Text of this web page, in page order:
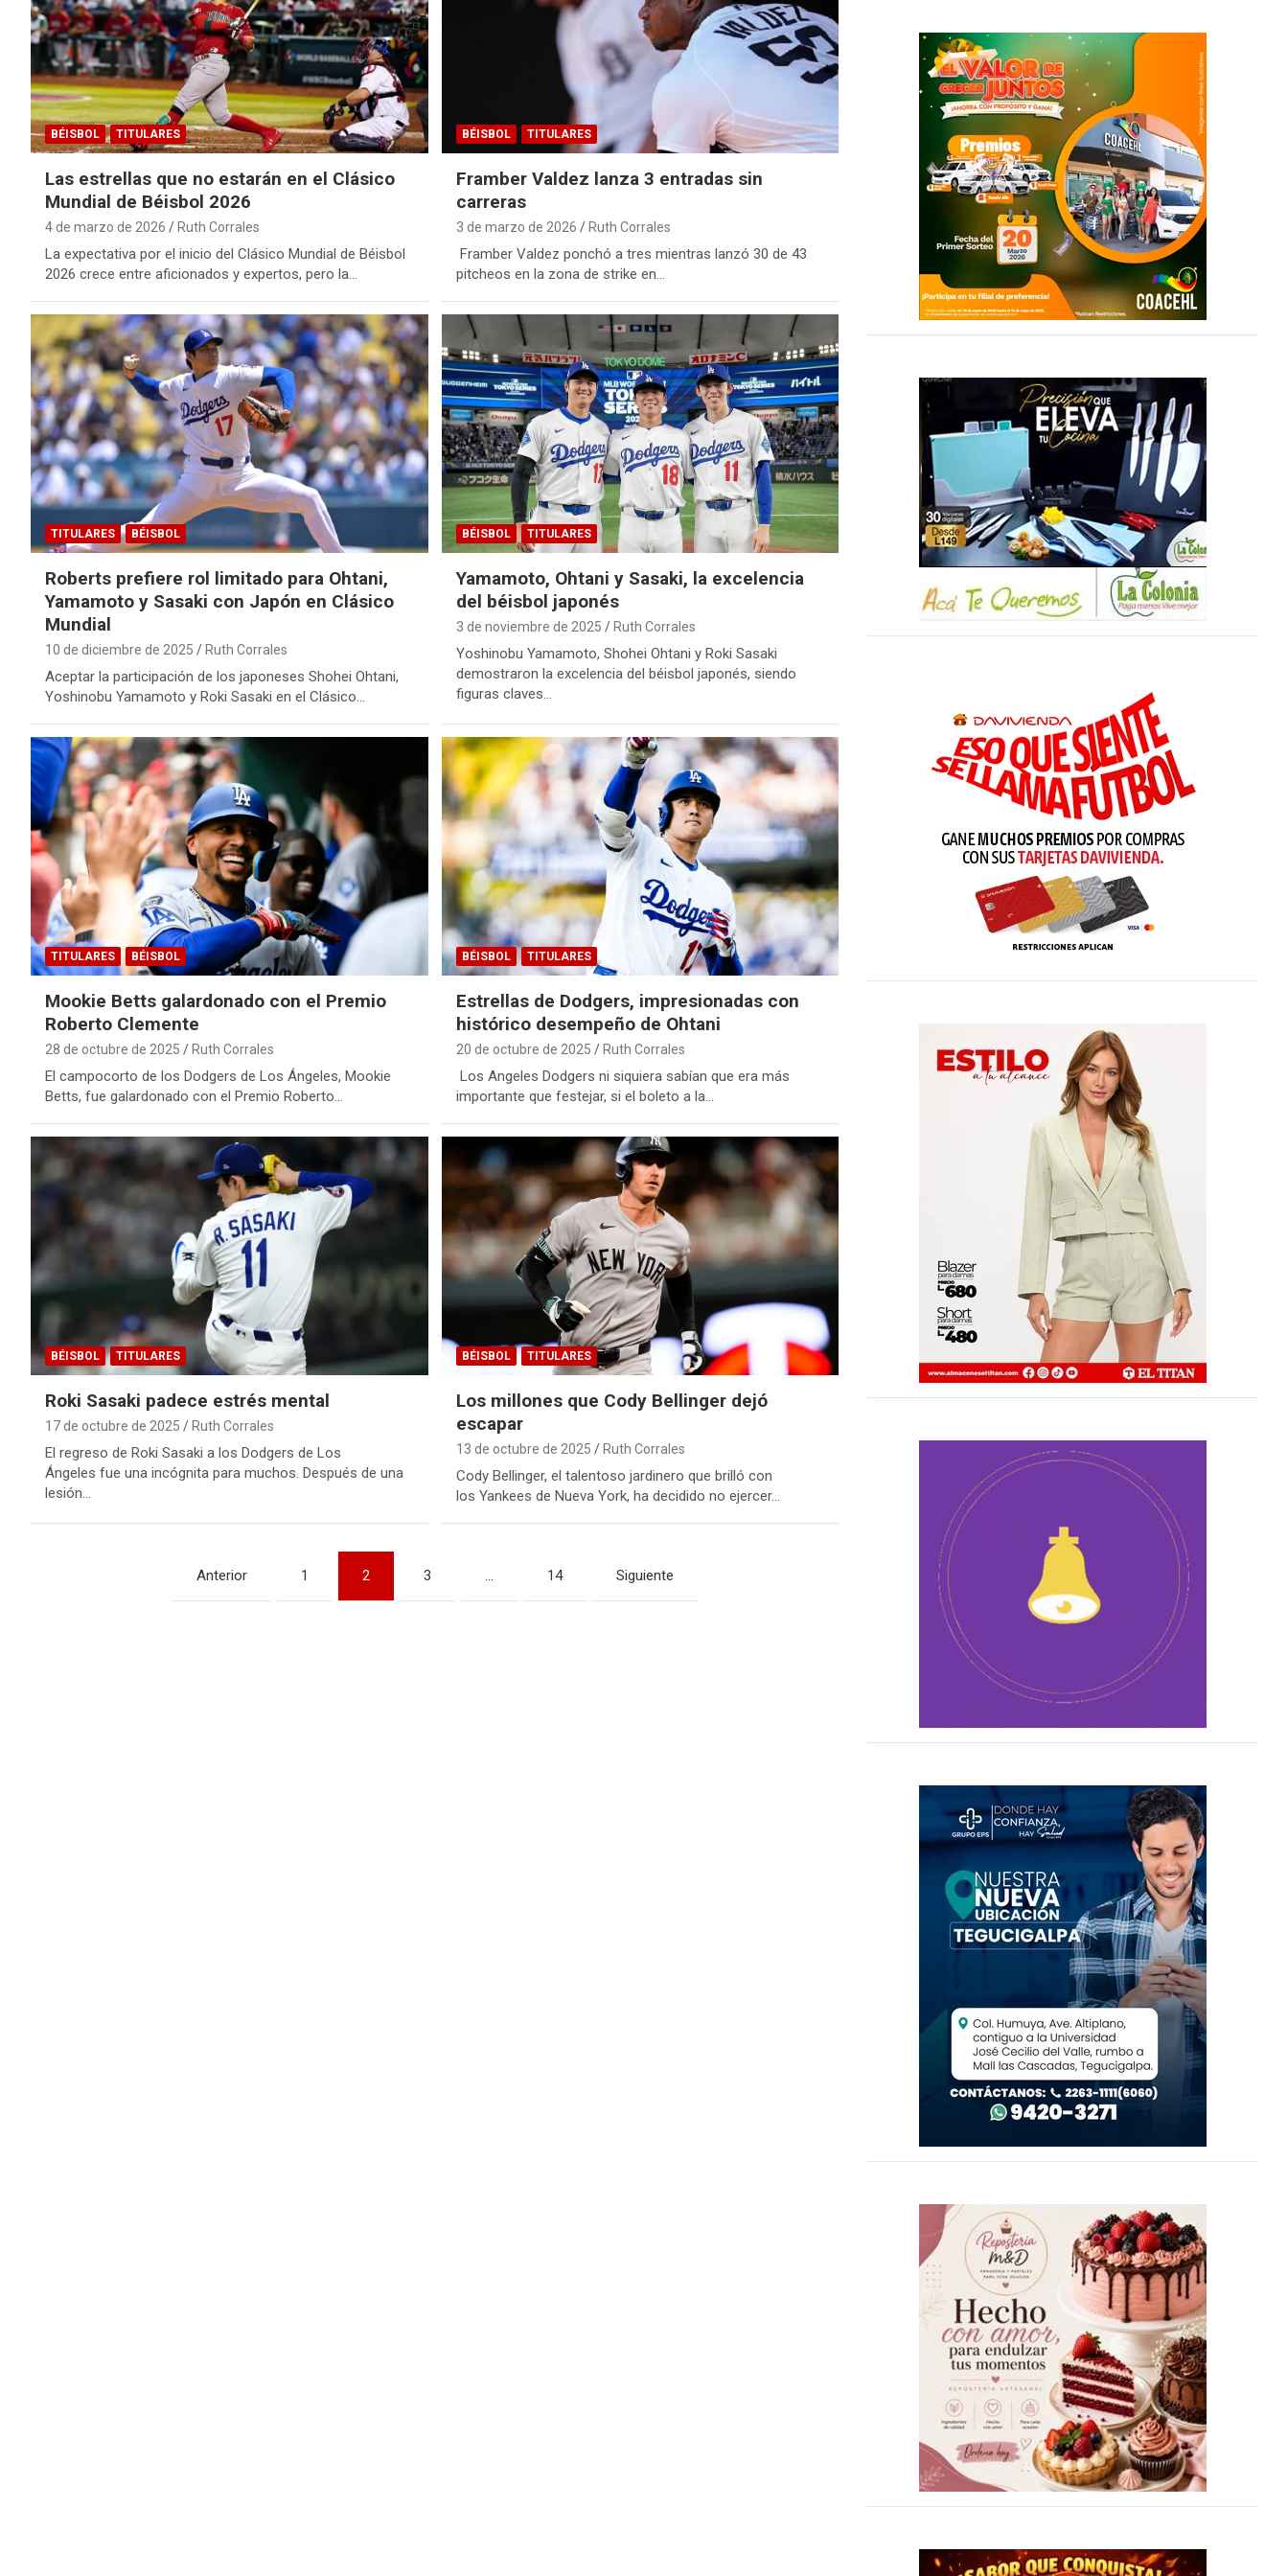
BÉISBOL TITULARES
Las estrellas que no estarán en el Clásico
Mundial de Béisbol 2026
4 de marzo de 2026 Ruth Corrales
La expectativa por el inicio del Clásico Mundial de Béisbol
2026 crece entre aficionados y expertos, pero la…
BÉISBOL TITULARES
Framber Valdez lanza 3 entradas sin
carreras
3 de marzo de 2026 Ruth Corrales
Framber Valdez ponchó a tres mientras lanzó 30 de 43
pitcheos en la zona de strike en…
TITULARES BÉISBOL
Roberts prefiere rol limitado para Ohtani,
Yamamoto y Sasaki con Japón en Clásico
Mundial
10 de diciembre de 2025 Ruth Corrales
Aceptar la participación de los japoneses Shohei Ohtani,
Yoshinobu Yamamoto y Roki Sasaki en el Clásico…
BÉISBOL TITULARES
Yamamoto, Ohtani y Sasaki, la excelencia
del béisbol japonés
3 de noviembre de 2025 Ruth Corrales
Yoshinobu Yamamoto, Shohei Ohtani y Roki Sasaki
demostraron la excelencia del béisbol japonés, siendo
figuras claves…
TITULARES BÉISBOL
Mookie Betts galardonado con el Premio
Roberto Clemente
28 de octubre de 2025 Ruth Corrales
El campocorto de los Dodgers de Los Ángeles, Mookie
Betts, fue galardonado con el Premio Roberto…
BÉISBOL TITULARES
Estrellas de Dodgers, impresionadas con
histórico desempeño de Ohtani
20 de octubre de 2025 Ruth Corrales
Los Angeles Dodgers ni siquiera sabían que era más
importante que festejar, si el boleto a la…
BÉISBOL TITULARES
Roki Sasaki padece estrés mental
17 de octubre de 2025 Ruth Corrales
El regreso de Roki Sasaki a los Dodgers de Los
Ángeles fue una incógnita para muchos. Después de una
lesión…
BÉISBOL TITULARES
Los millones que Cody Bellinger dejó
escapar
13 de octubre de 2025 Ruth Corrales
Cody Bellinger, el talentoso jardinero que brilló con
los Yankees de Nueva York, ha decidido no ejercer…
Anterior 1 2 3 14 Siguiente